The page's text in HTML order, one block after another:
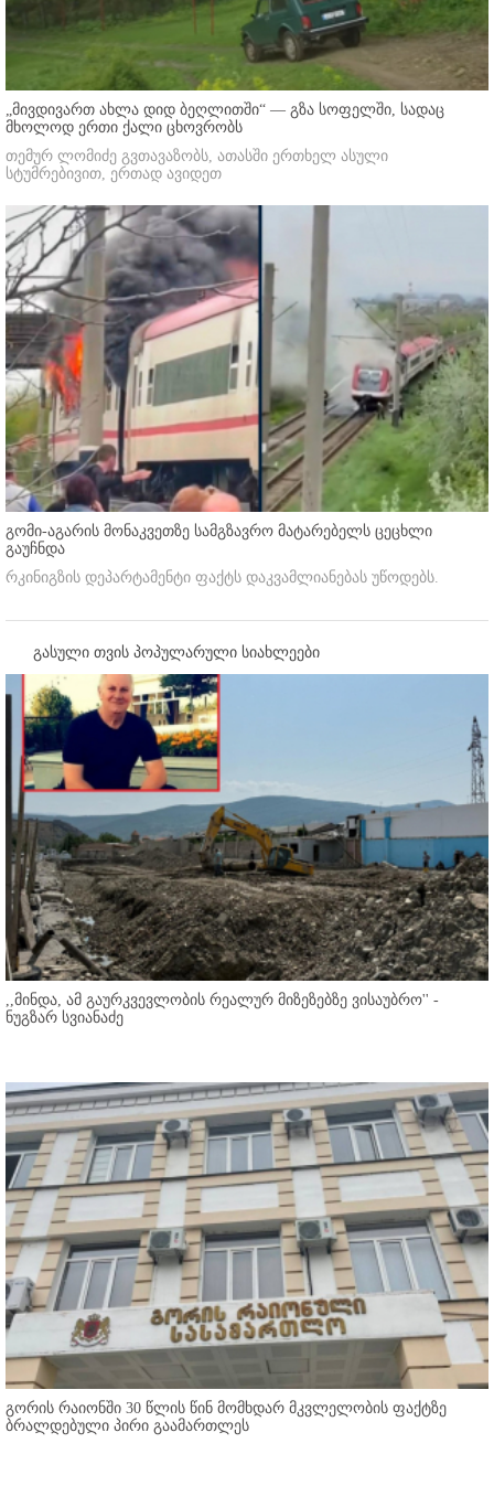
„მივდივართ ახლა დიდ ბეღლითში“ — გზა სოფელში, სადაც
მხოლოდ ერთი ქალი ცხოვრობს
თემურ ლომიძე გვთავაზობს, ათასში ერთხელ ასული
სტუმრებივით, ერთად ავიდეთ
გომი-აგარის მონაკვეთზე სამგზავრო მატარებელს ცეცხლი
გაუჩნდა
რკინიგზის დეპარტამენტი ფაქტს დაკვამლიანებას უწოდებს.
გასული თვის პოპულარული სიახლეები
,,მინდა, ამ გაურკვევლობის რეალურ მიზეზებზე ვისაუბრო'' -
ნუგზარ სვიანაძე
გორის რაიონში 30 წლის წინ მომხდარ მკვლელობის ფაქტზე
ბრალდებული პირი გაამართლეს